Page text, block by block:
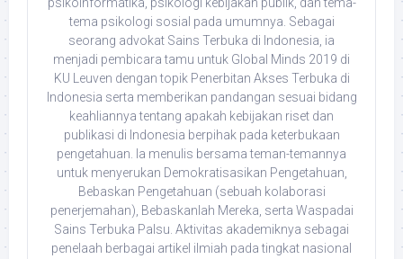
psikoinformatika, psikologi kebijakan publik, dan tema-
tema psikologi sosial pada umumnya. Sebagai
seorang advokat Sains Terbuka di Indonesia, ia
menjadi pembicara tamu untuk Global Minds 2019 di
KU Leuven dengan topik Penerbitan Akses Terbuka di
Indonesia serta memberikan pandangan sesuai bidang
keahliannya tentang apakah kebijakan riset dan
publikasi di Indonesia berpihak pada keterbukaan
pengetahuan. Ia menulis bersama teman-temannya
untuk menyerukan Demokratisasikan Pengetahuan,
Bebaskan Pengetahuan (sebuah kolaborasi
penerjemahan), Bebaskanlah Mereka, serta Waspadai
Sains Terbuka Palsu. Aktivitas akademiknya sebagai
penelaah berbagai artikel ilmiah pada tingkat nasional